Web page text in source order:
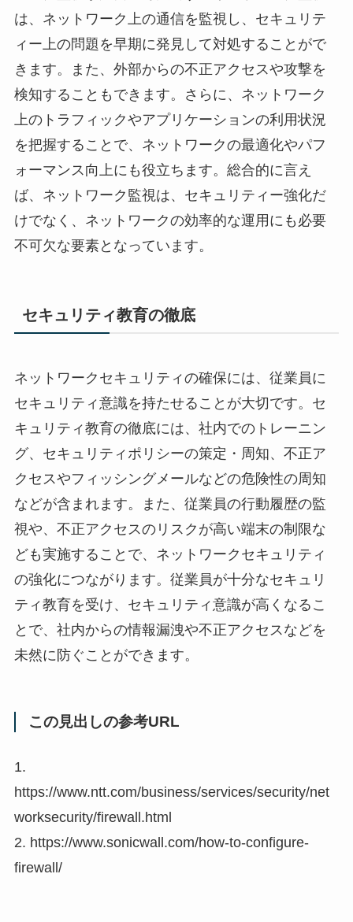
は、ネットワーク上の通信を監視し、セキュリテ
ィー上の問題を早期に発見して対処することがで
きます。また、外部からの不正アクセスや攻撃を
検知することもできます。さらに、ネットワーク
上のトラフィックやアプリケーションの利用状況
を把握することで、ネットワークの最適化やパフ
ォーマンス向上にも役立ちます。総合的に言え
ば、ネットワーク監視は、セキュリティー強化だ
けでなく、ネットワークの効率的な運用にも必要
不可欠な要素となっています。
セキュリティ教育の徹底
ネットワークセキュリティの確保には、従業員に
セキュリティ意識を持たせることが大切です。セ
キュリティ教育の徹底には、社内でのトレーニン
グ、セキュリティポリシーの策定・周知、不正ア
クセスやフィッシングメールなどの危険性の周知
などが含まれます。また、従業員の行動履歴の監
視や、不正アクセスのリスクが高い端末の制限な
ども実施することで、ネットワークセキュリティ
の強化につながります。従業員が十分なセキュリ
ティ教育を受け、セキュリティ意識が高くなるこ
とで、社内からの情報漏洩や不正アクセスなどを
未然に防ぐことができます。
この見出しの参考URL
1.
https://www.ntt.com/business/services/security/net
worksecurity/firewall.html
2. https://www.sonicwall.com/how-to-configure-
firewall/